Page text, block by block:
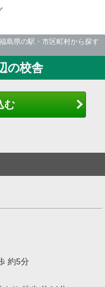
福島県の駅・市区町村から探す
の校舎
む
約5分